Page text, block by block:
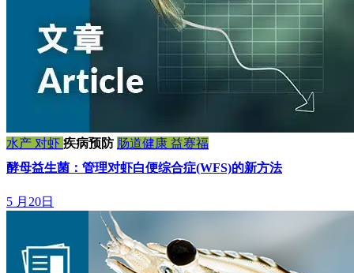
水产 对虾 疾病预防 肠道健康 益赛福
酵母益生菌：管理对虾白便综合症(WFS)的新方法
5 月20日